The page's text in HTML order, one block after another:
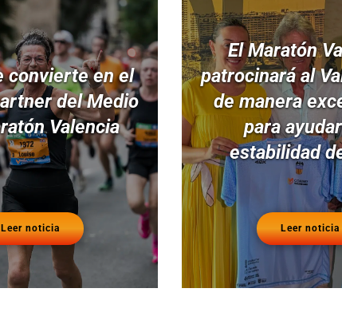
convierte en el
del Medio
Valencia
Leer noticia
El Maratón
patrocinará al
de manera
para
estabilidad
Leer noticia